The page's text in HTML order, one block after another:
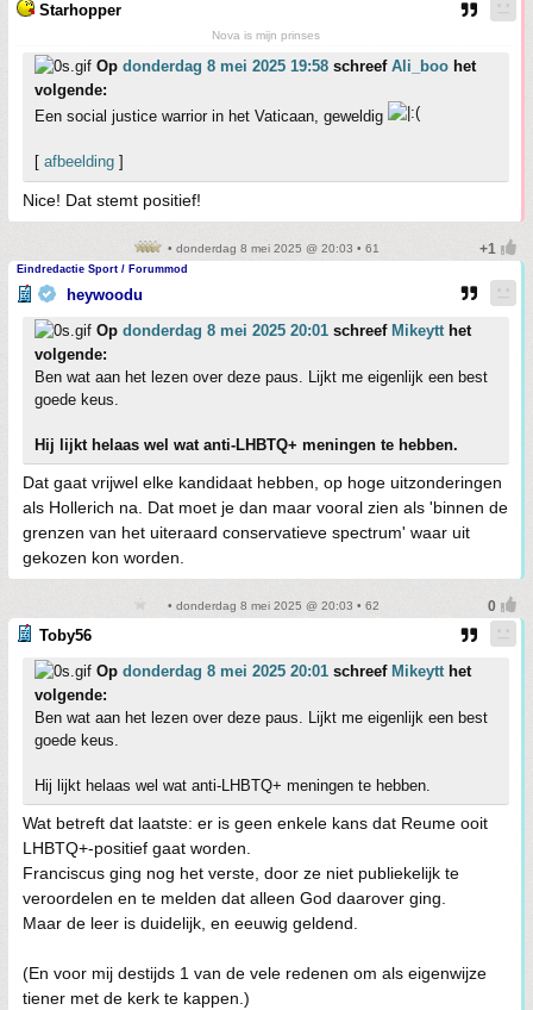
Starhopper
Nova is mijn prinses
Op donderdag 8 mei 2025 19:58 schreef Ali_boo het
volgende:
Een social justice warrior in het Vaticaan, geweldig
[ afbeelding ]
Nice! Dat stemt positief!
• donderdag 8 mei 2025 @ 20:03 • 61
Eindredactie Sport / Forummod
heywoodu
Op donderdag 8 mei 2025 20:01 schreef Mikeytthet
volgende:
Ben wat aan het lezen over deze paus. Lijkt me eigenlijk een best
goede keus.
Hij lijkt helaas wel wat anti-LHBTQ+ meningen te hebben.
Dat gaat vrijwel elke kandidaat hebben, op hoge uitzonderingen
als Hollerich na. Dat moet je dan maar vooral zien als 'binnen de
grenzen van het uiteraard conservatieve spectrum' waar uit
gekozen kon worden.
• donderdag 8 mei 2025 @ 20:03 • 62
Toby56
Op donderdag 8 mei 2025 20:01 schreef Mikeytthet
volgende:
Ben wat aan het lezen over deze paus. Lijkt me eigenlijk een best
goede keus.
Hij lijkt helaas wel wat anti-LHBTQ+ meningen te hebben.
Wat betreft dat laatste: er is geen enkele kans dat Reume ooit
LHBTQ+-positief gaat worden.
Franciscus ging nog het verste, door ze niet publiekelijk te
veroordelen en te melden dat alleen God daarover ging.
Maar de leer is duidelijk, en eeuwig geldend.
(En voor mij destijds 1 van de vele redenen om als eigenwijze
tiener met de kerk te kappen.)